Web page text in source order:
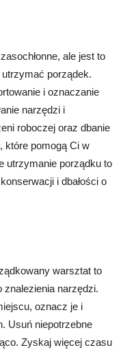
ale jest to
porządek.
i oznaczanie
narzędzi i
roboczej oraz dbanie
które pomogą Ci w
utrzymanie porządku to
i dbałości o
warsztat to
znalezienia narzędzi.
oznacz je i
Usuń niepotrzebne
Zyskaj więcej czasu